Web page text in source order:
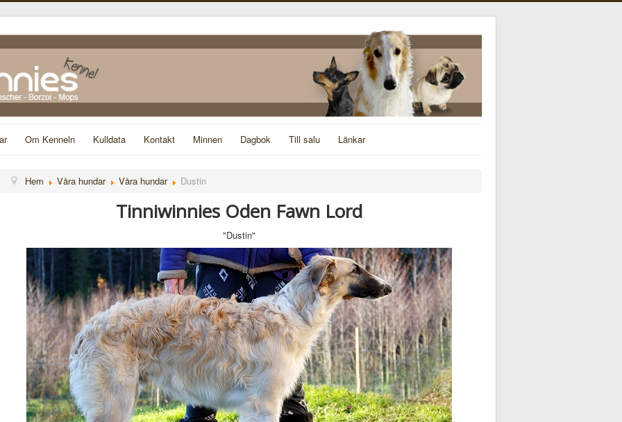
Om Kenneln Kulldata Kontakt Minnen Dagbok Till salu Länkar
Hem Våra hundar Våra hundar Dustin
Tinniwinnies Oden Fawn Lord
"Dustin"